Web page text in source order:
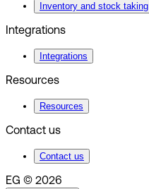
Inventory and stock taking
Integrations
Integrations
Resources
Resources
Contact us
Contact us
EG © 2026